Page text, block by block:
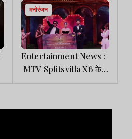
मनोरंजन
Entertainment News :
MTV Splitsvilla X6 के
विनर बने गुल्लू -कायरा, ट्रॉफी